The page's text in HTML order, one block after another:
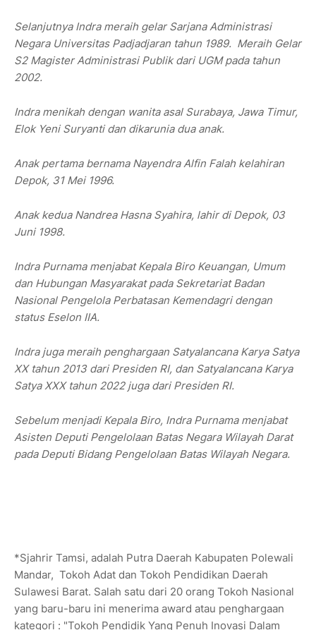
Selanjutnya Indra meraih gelar Sarjana Administrasi
Negara Universitas Padjadjaran tahun 1989. Meraih Gelar
S2 Magister Administrasi Publik dari UGM pada tahun
2002.
Indra menikah dengan wanita asal Surabaya, Jawa Timur,
Elok Yeni Suryanti dan dikarunia dua anak.
Anak pertama bernama Nayendra Alfin Falah kelahiran
Depok, 31 Mei 1996.
Anak kedua Nandrea Hasna Syahira, lahir di Depok, 03
Juni 1998.
Indra Purnama menjabat Kepala Biro Keuangan, Umum
dan Hubungan Masyarakat pada Sekretariat Badan
Nasional Pengelola Perbatasan Kemendagri dengan
status Eselon IIA.
Indra juga meraih penghargaan Satyalancana Karya Satya
XX tahun 2013 dari Presiden RI, dan Satyalancana Karya
Satya XXX tahun 2022 juga dari Presiden RI.
Sebelum menjadi Kepala Biro, Indra Purnama menjabat
Asisten Deputi Pengelolaan Batas Negara Wilayah Darat
pada Deputi Bidang Pengelolaan Batas Wilayah Negara.
*Sjahrir Tamsi, adalah Putra Daerah Kabupaten Polewali
Mandar, Tokoh Adat dan Tokoh Pendidikan Daerah
Sulawesi Barat. Salah satu dari 20 orang Tokoh Nasional
yang baru-baru ini menerima award atau penghargaan
kategori : "Tokoh Pendidik Yang Penuh Inovasi Dalam